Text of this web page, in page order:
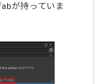
が持っていま